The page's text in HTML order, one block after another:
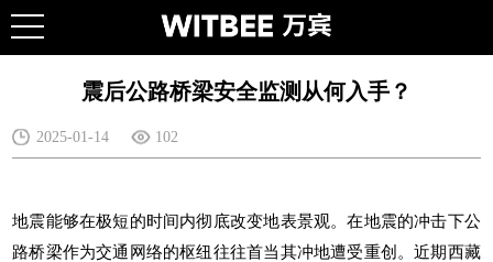
震后公路桥梁安全监测从何入手？
2025-01-14 102
地震能够在极短的时间内彻底改变地表景观。在地震的冲击下公
路桥梁作为交通网络的枢纽往往首当其冲地遭受重创。近期西藏